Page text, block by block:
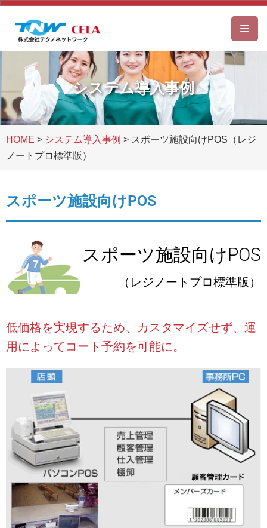
ン
ツ
へ
キ
ッ
システム導入事例
HOME > システム導入事例 > スポーツ施設向けPOS（レジ
ノートプロ標準版）
スポーツ施設向けPOS
スポーツ施設向けPOS
（レジノートプロ標準版）
低価格を実現するため、カスタマイズせず、運
用によってコート予約を可能に。